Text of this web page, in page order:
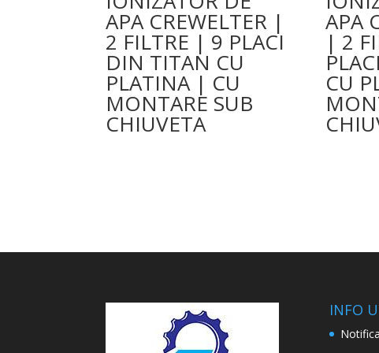
APA CREWELTER |
2 FILTRE | 9 PLACI
DIN TITAN CU
PLATINA | CU
MONTARE SUB
CHIUVETA
APA
| 2
CU
INFO